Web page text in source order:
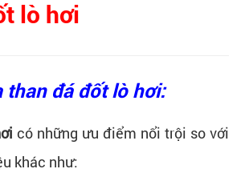
lò hơi
than đá đốt lò hơi:
có những ưu điểm nổi trội so với
khác như: